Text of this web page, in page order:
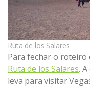
Ruta de los Salares
Para fechar o roteiro
Ruta de los Salares.
leva para visitar